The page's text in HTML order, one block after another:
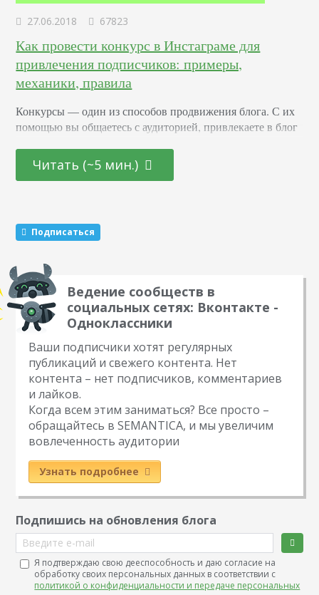
27.06.2018 67823
Как провести конкурс в Инстаграме для
привлечения подписчиков: примеры,
механики, правила
Конкурсы –– один из способов продвижения блога. С их
помощью вы общаетесь с аудиторией, привлекаете в блог
что вы обещаете участникам подарок за то, что они тем
или иным образом расскажут о вас другим пользователям.
механики, которые маркетологи советуют чередовать…
Читать (~5 мин.)
Подписаться
Ведение сообществ в
социальных сетях: Вконтакте -
Одноклассники
Ваши подписчики хотят регулярных
публикаций и свежего контента. Нет
контента – нет подписчиков, комментариев
и лайков.
Когда всем этим заниматься? Все просто –
обращайтесь в SEMANTICA, и мы увеличим
вовлеченность аудитории
Узнать подробнее
Подпишись на обновления блога
Введите e-mail
Я подтверждаю свою дееспособность и даю согласие на
обработку своих персональных данных в соответствии с
политикой о конфиденциальности и передаче персональных